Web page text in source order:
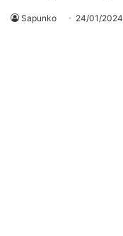
Sapunko 24/01/2024